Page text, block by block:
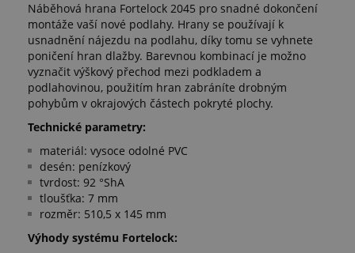
Náběhová hrana Fortelock 2045 pro snadné dokončení
montáže vaší nové podlahy. Hrany se používají k
usnadnění nájezdu na podlahu, díky tomu se vyhnete
poničení hran dlažby. Barevnou kombinací je možno
vyznačit výškový přechod mezi podkladem a
podlahovinou, použitím hran zabráníte drobným
pohybům v okrajových částech pokryté plochy.
Technické parametry:
materiál: vysoce odolné PVC
desén: penízkový
tvrdost: 92 °ShA
tloušťka: 7 mm
rozměr: 510,5 x 145 mm
Výhody systému Fortelock: